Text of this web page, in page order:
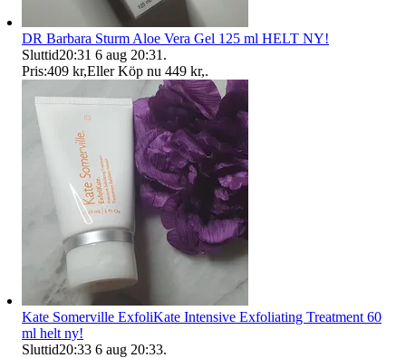
DR Barbara Sturm Aloe Vera Gel 125 ml HELT NY!
Sluttid20:31 6 aug 20:31 .
Pris:409 kr,Eller Köp nu 449 kr,.
Kate Somerville ExfoliKate Intensive Exfoliating Treatment 60
ml helt ny!
Sluttid20:33 6 aug 20:33.